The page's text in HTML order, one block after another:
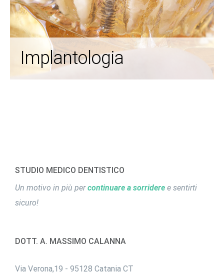
Implantologia
STUDIO MEDICO DENTISTICO
Un motivo in più percontinuare a sorridere e sentirti
sicuro!
DOTT. A. MASSIMO CALANNA
Via Verona,19 - 95128 Catania CT